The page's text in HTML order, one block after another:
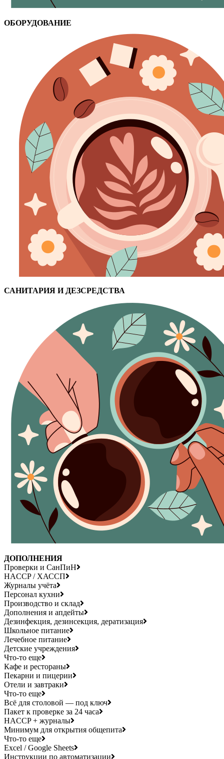
ОБОРУДОВАНИЕ
САНИТАРИЯ И ДЕЗСРЕДСТВА
ДОПОЛНЕНИЯ
Проверки и СанПиН
HACCP / ХАССП
Журналы учёта
Персонал кухни
Производство и склад
Дополнения и апдейты
Дезинфекция, дезинсекция, дератизация
Школьное питание
Лечебное питание
Детские учреждения
Что-то еще
Кафе и рестораны
Пекарни и пицерии
Отели и завтраки
Что-то еще
Всё для столовой — под ключ
Пакет к проверке за 24 часа
HACCP + журналы
Минимум для открытия общепита
Что-то еще
Excel / Google Sheets
Инструкции по автоматизации